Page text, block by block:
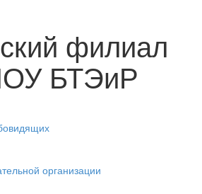
филиал
БТЭиР
организации